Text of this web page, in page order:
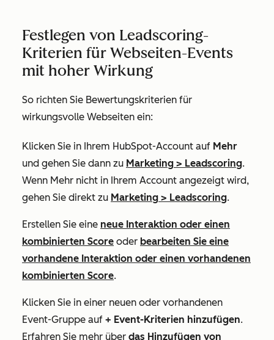
Festlegen von Leadscoring-
Kriterien für Webseiten-Events
mit hoher Wirkung
So richten Sie Bewertungskriterien für
wirkungsvolle Webseiten ein:
Klicken Sie in Ihrem HubSpot-Account auf Mehr
und gehen Sie dann zu Marketing > Leadscoring.
Wenn Mehr nicht in Ihrem Account angezeigt wird,
gehen Sie direkt zu Marketing > Leadscoring.
Erstellen Sie eine neue Interaktion oder einen
kombinierten Score oder bearbeiten Sie eine
vorhandene Interaktion oder einen vorhandenen
kombinierten Score.
Klicken Sie in einer neuen oder vorhandenen
Event-Gruppe auf + Event-Kriterien hinzufügen.
Erfahren Sie mehr über das Hinzufügen von